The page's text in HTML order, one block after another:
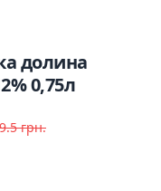
долина
0,75л
грн.